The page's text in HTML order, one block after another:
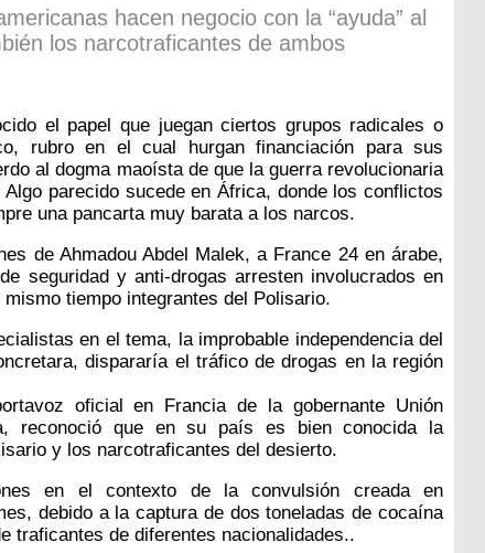
hacen negocio con la “ayuda” al
los narcotraficantes de ambos
el papel que juegan ciertos grupos radicales o
rubro en el cual hurgan financiación para sus
al dogma maoísta de que la guerra revolucionaria
parecido sucede en África, donde los conflictos
una pancarta muy barata a los narcos.
de Ahmadou Abdel Malek, a France 24 en árabe,
seguridad y anti-drogas arresten involucrados en
tiempo integrantes del Polisario.
en el tema, la improbable independencia del
dispararía el tráfico de drogas en la región
oficial en Francia de la gobernante Unión
reconoció que en su país es bien conocida la
y los narcotraficantes del desierto.
en el contexto de la convulsión creada en
debido a la captura de dos toneladas de cocaína
traficantes de diferentes nacionalidades..